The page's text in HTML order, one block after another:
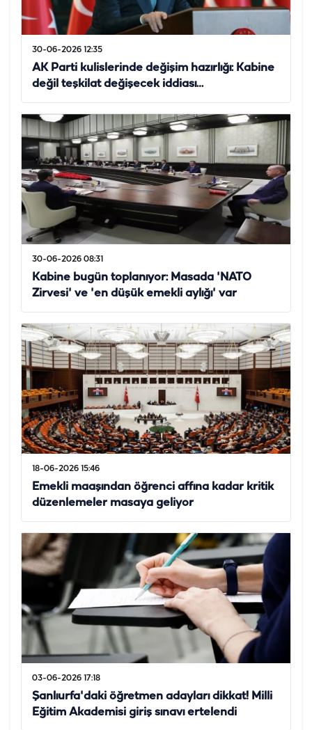
30-06-2026 12:35
AK Parti kulislerinde değişim hazırlığı: Kabine
değil teşkilat değişecek iddiası…
30-06-2026 08:31
Kabine bugün toplanıyor: Masada 'NATO
Zirvesi' ve 'en düşük emekli aylığı' var
18-06-2026 15:46
Emekli maaşından öğrenci affına kadar kritik
düzenlemeler masaya geliyor
03-06-2026 17:18
Şanlıurfa'daki öğretmen adayları dikkat! Milli
Eğitim Akademisi giriş sınavı ertelendi